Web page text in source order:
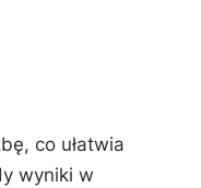
co ułatwia
wyniki w